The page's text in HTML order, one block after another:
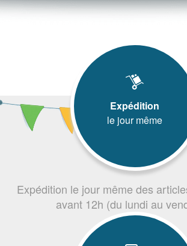
Expédition
le jour même
Expédition le jour même des
avant 12h (du lundi au